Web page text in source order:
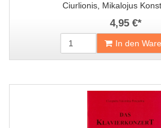
Ciurlionis, Mikalojus
4,95 €*
In den